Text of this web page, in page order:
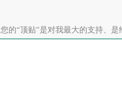
您的“顶贴”是对我最大的支持、